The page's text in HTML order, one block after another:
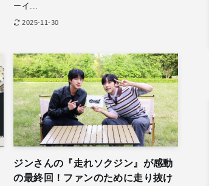
ーイ...
2025-11-30
ジンさんの『走れソクジン』が感動
の最終回！ファンのために走り抜け